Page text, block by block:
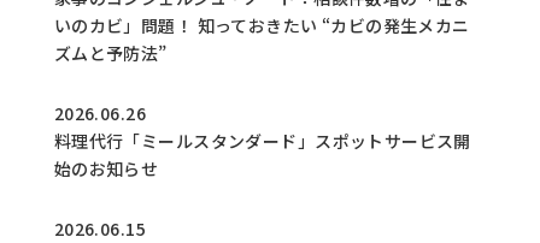
いのカビ」問題！ 知っておきたい “カビの発生メカニ
ズムと予防法”
2026.06.26
料理代行「ミールスタンダード」スポットサービス開
始のお知らせ
2026.06.15